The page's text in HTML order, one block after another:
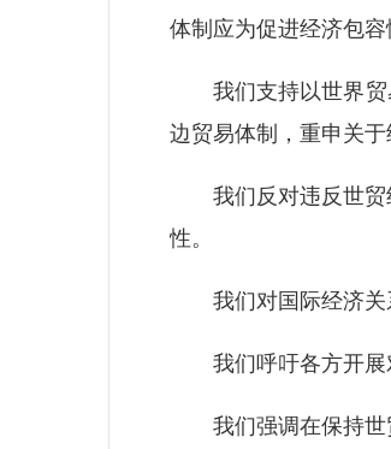
体制应为促进经济包
我们支持以世界贸易
边贸易体制，重申关
我们反对违反世贸组
性。
我们对国际经济关系
我们呼吁各方开展对
我们强调在保持世贸